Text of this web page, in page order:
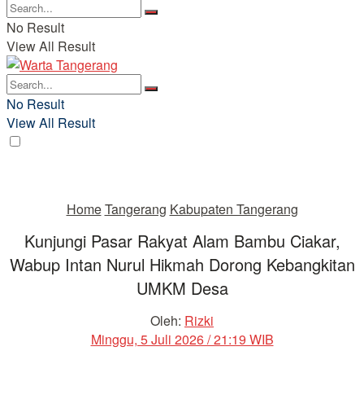
No Result
View All Result
No Result
View All Result
HomeTangerang Kabupaten Tangerang
Kunjungi Pasar Rakyat Alam Bambu Ciakar,
Wabup Intan Nurul Hikmah Dorong Kebangkitan
UMKM Desa
Oleh: Rizki
Minggu, 5 Juli 2026 / 21:19 WIB